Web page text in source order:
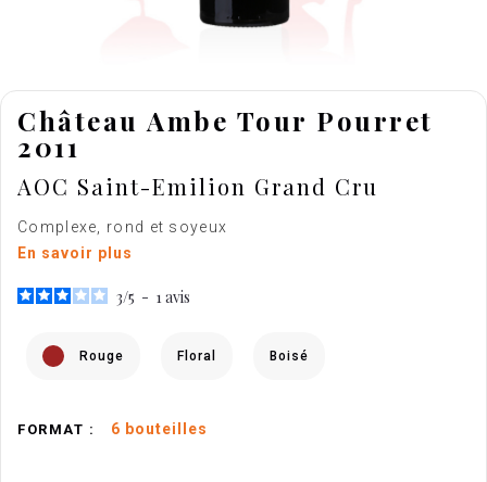
Château Ambe Tour Pourret
2011
AOC Saint-Emilion Grand Cru
Complexe, rond et soyeux
En savoir plus
3/5 - 1avis
Rouge Floral Boisé
FORMAT : 6 bouteilles